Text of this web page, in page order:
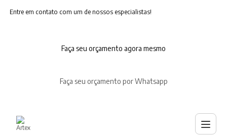
Entre em contato com um de nossos especialistas!
Faça seu orçamento agora mesmo
Faça seu orçamento por Whatsapp